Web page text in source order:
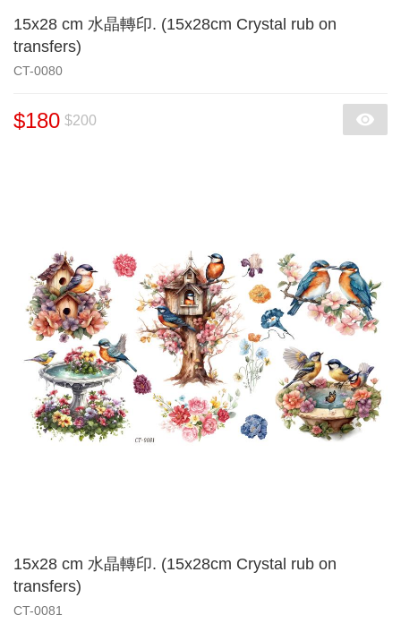
15x28 cm 水晶轉印. (15x28cm Crystal rub on
transfers)
CT-0080
$180 $200
15x28 cm 水晶轉印. (15x28cm Crystal rub on
transfers)
CT-0081